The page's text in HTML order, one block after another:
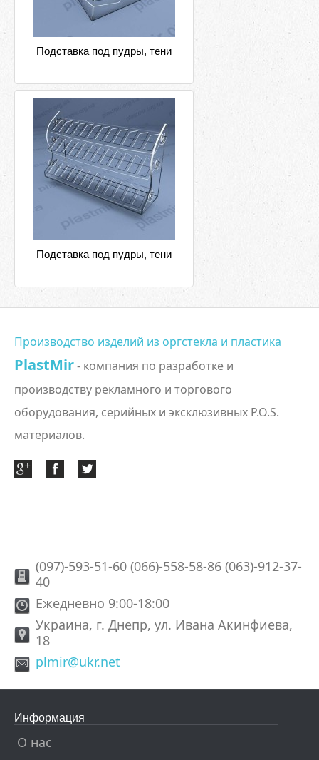
Подставка под пудры, тени
Подставка под пудры, тени
Производство изделий из оргстекла и пластика
PlastMir- компания по разработке и
производству рекламного и торгового
оборудования, серийных и эксклюзивных P.O.S.
материалов.
(097)-593-51-60 (066)-558-58-86 (063)-912-37-
40
Ежедневно 9:00-18:00
Украина, г. Днепр, ул. Ивана Акинфиева,
18
plmir@ukr.net
Информация
О нас